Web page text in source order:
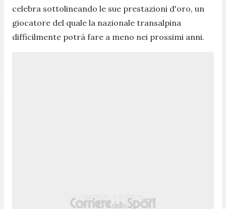
celebra sottolineando le sue prestazioni d'oro, un
giocatore del quale la nazionale transalpina
difficilmente potrà fare a meno nei prossimi anni.